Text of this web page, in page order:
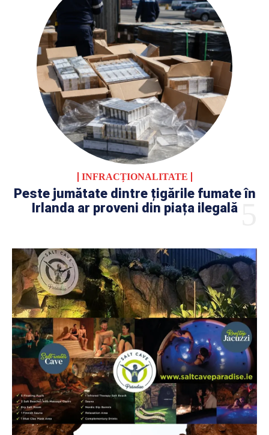
INFRACȚIONALITATE
Peste jumătate dintre țigările fumate în
Irlanda ar proveni din piața ilegală